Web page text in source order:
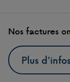
Nos factures
Plus